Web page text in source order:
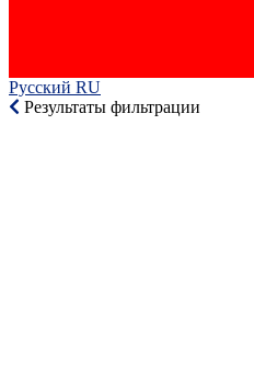
Русский RU‎
Результаты фильтрации